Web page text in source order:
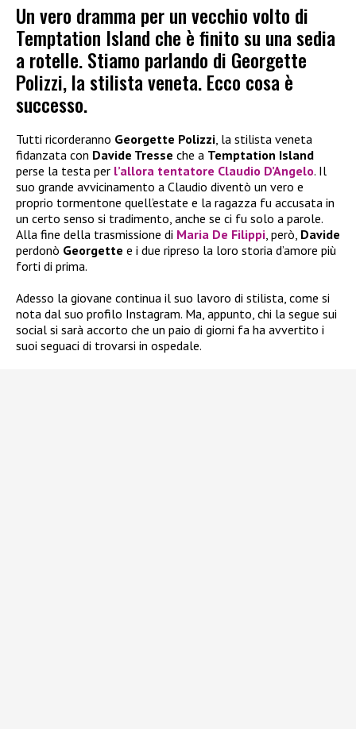
Un vero dramma per un vecchio volto di
Temptation Island che è finito su una sedia
a rotelle. Stiamo parlando di Georgette
Polizzi, la stilista veneta. Ecco cosa è
successo.
Tutti ricorderanno Georgette Polizzi, la stilista veneta
fidanzata con Davide Tresse che a Temptation Island
perse la testa per l’allora tentatore Claudio D’Angelo. Il
suo grande avvicinamento a Claudio diventò un vero e
proprio tormentone quell’estate e la ragazza fu accusata in
un certo senso si tradimento, anche se ci fu solo a parole.
Alla fine della trasmissione di Maria De Filippi, però, Davide
perdonò Georgette e i due ripreso la loro storia d’amore più
forti di prima.
Adesso la giovane continua il suo lavoro di stilista, come si
nota dal suo profilo Instagram. Ma, appunto, chi la segue sui
social si sarà accorto che un paio di giorni fa ha avvertito i
suoi seguaci di trovarsi in ospedale.